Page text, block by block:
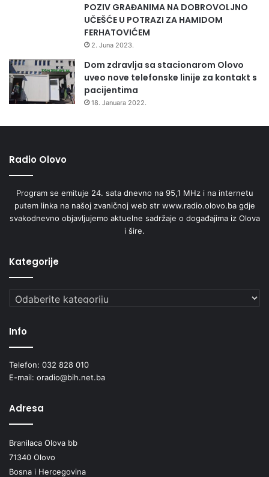
POZIV GRAĐANIMA NA DOBROVOLJNO
UČEŠĆE U POTRAZI ZA HAMIDOM
FERHATOVIĆEM
2. Juna 2023.
Dom zdravlja sa stacionarom Olovo
uveo nove telefonske linije za kontakt s
pacijentima
18. Januara 2022.
Radio Olovo
Program se emituje 24. sata dnevno na 95,1 MHz i na internetu
putem linka na našoj zvaničnoj web str www.radio.olovo.ba gdje
svakodnevno objavljujemo aktuelne sadržaje o događajima iz Olova
i šire.
Kategorije
Kategorije
Info
Telefon: 032 828 010
E-mail: oradio@bih.net.ba
Adresa
Branilaca Olova bb
71340 Olovo
Bosna i Hercegovina